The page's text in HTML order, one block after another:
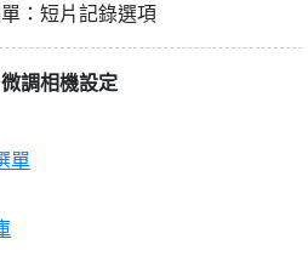
：短片記錄選項
調相機設定
單